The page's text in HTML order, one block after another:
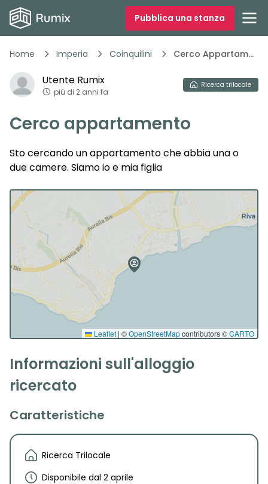
Pubblica una stanza
Home Imperia Coinquilini Cerco Appartamento 7ioe5
Utente Rumix
più di 2 anni fa
Ricerca trilocale
Cerco appartamento
Sto cercando un appartamento che abbia una o
due camere. Siamo io e mia figlia
Leaflet | ©OpenStreetMapcontributors ©CARTO
Informazioni sull'alloggio
ricercato
Caratteristiche
Ricerca Trilocale
Disponibile dal 2 aprile